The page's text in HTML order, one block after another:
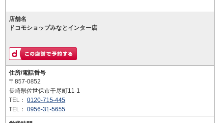
店舗名
ドコモショップみなとインター店
住所/電話番号
〒857-0852
長崎県佐世保市干尽町11-1
TEL： 0120-715-445
TEL： 0956-31-5655